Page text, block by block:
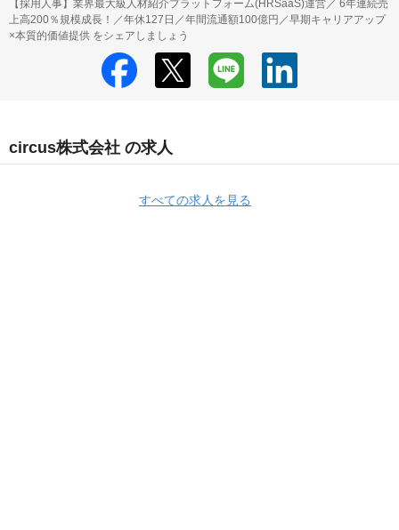
【採用人事】業界最大級人材紹介プラットフォーム(HRSaaS)運営／ 6年連続売
上高200％規模成長！／年休127日／年間流通額100億円／早期キャリアアップ
×本質的価値提供 をシェアしましょう
circus株式会社 の求人
すべての求人を見る